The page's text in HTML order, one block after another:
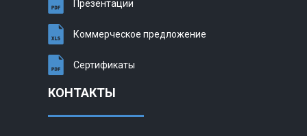
Презентации
Коммерческое предложение
Сертификаты
КОНТАКТЫ